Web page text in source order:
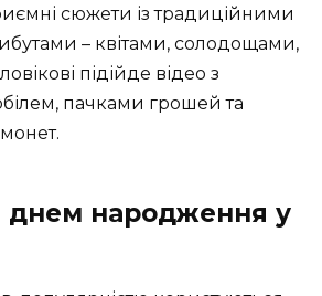
сюжети із традиційними
– квітами, солодощами,
підійде відео з
пачками грошей та
днем народження у